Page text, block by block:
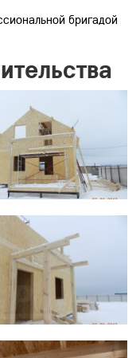
бригадой